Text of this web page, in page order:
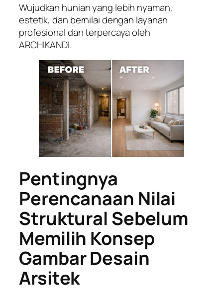
Wujudkan hunian yang lebih nyaman,
estetik, dan bernilai dengan layanan
profesional dan terpercaya oleh
ARCHIKANDI.
Pentingnya
Perencanaan Nilai
Struktural Sebelum
Memilih Konsep
Gambar Desain
Arsitek